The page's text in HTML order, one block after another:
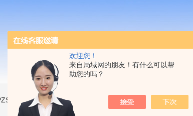
欢迎您！
来自局域网的朋友！有什么可以帮
助您的吗？
膨胀水壶全自动爆破试验台 JW-2204B-204低温试验箱